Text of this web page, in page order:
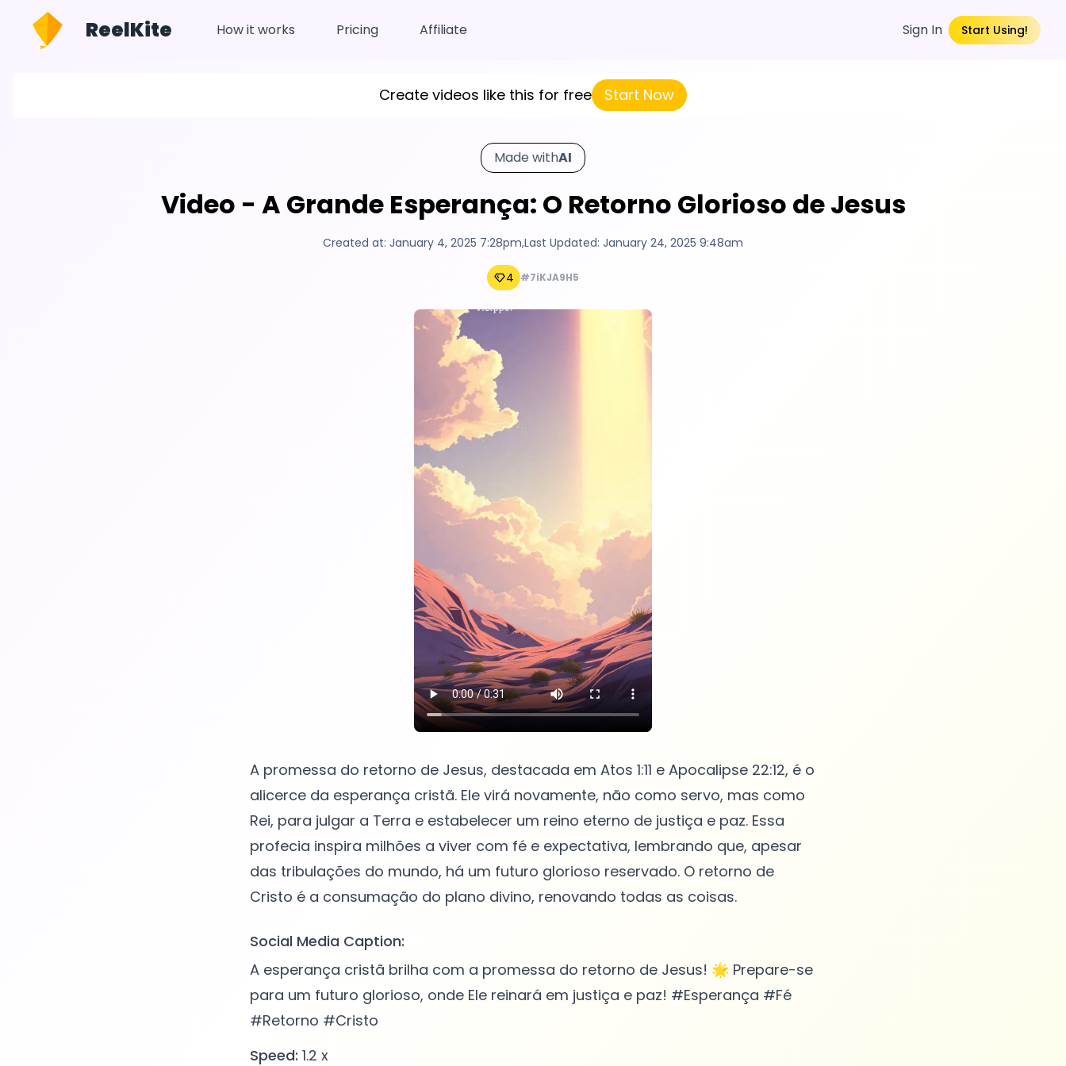
ReelKite How it works Pricing Affiliate Sign In Start Using!
Create videos like this for free Start Now
Made withAI
Video - A Grande Esperança: O Retorno Glorioso de Jesus
Created at: January 4, 2025 7:28pm,Last Updated: January 24, 2025 9:48am
4 #7iKJA9H5
A promessa do retorno de Jesus, destacada em Atos 1:11 e Apocalipse 22:12, é o
alicerce da esperança cristã. Ele virá novamente, não como servo, mas como
Rei, para julgar a Terra e estabelecer um reino eterno de justiça e paz. Essa
profecia inspira milhões a viver com fé e expectativa, lembrando que, apesar
das tribulações do mundo, há um futuro glorioso reservado. O retorno de
Cristo é a consumação do plano divino, renovando todas as coisas.
Social Media Caption:
A esperança cristã brilha com a promessa do retorno de Jesus! 🌟 Prepare-se
para um futuro glorioso, onde Ele reinará em justiça e paz! #Esperança #Fé
#Retorno #Cristo
Speed: 1.2 x